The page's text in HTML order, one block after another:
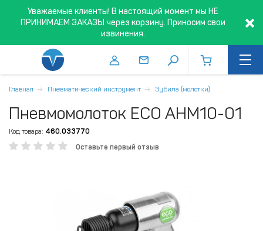
Уважаемые клиенты! В настоящий момент мы НЕ
ПРИНИМАЕМ ЗАКАЗЫ через корзину. Приносим свои
извинения.
Главная Пневматический инструмент Зубила (молотки)
Пневмомолоток ECO AHM10-01
Код товара: 460.033770
Оставьте первый отзыв